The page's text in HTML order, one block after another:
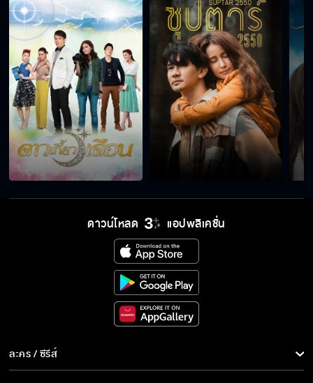
พวกโรคจิต ชอบแย่งผัวชาวบ้าน
ทำไมผมต้องหัดทำอะไรใหม่ๆ
คุณชอบทำให้ผมซวย
ตบได้เลยฉันอนุญาต
ไม่ได้ฝันไปใช่ไหม
วันนี้วันซวย
ดาวน์โหลด แอปพลิเคชั่น
ละคร / ซีรีส์
ละคร/ซีรีส์